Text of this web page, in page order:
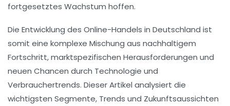
fortgesetztes Wachstum hoffen.
Die Entwicklung des Online-Handels in Deutschland ist
somit eine komplexe Mischung aus nachhaltigem
Fortschritt, marktspezifischen Herausforderungen und
neuen Chancen durch Technologie und
Verbrauchertrends. Dieser Artikel analysiert die
wichtigsten Segmente, Trends und Zukunftsaussichten